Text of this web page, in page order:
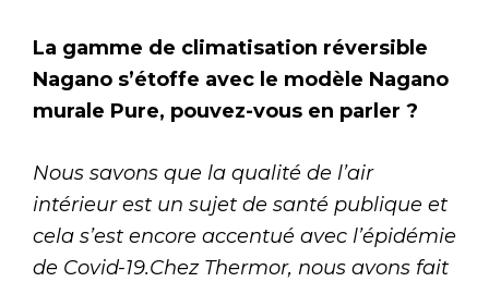
La gamme de climatisation réversible
Nagano s’étoffe avec le modèle Nagano
murale Pure, pouvez-vous en parler ?
Nous savons que la qualité de l’air
intérieur est un sujet de santé publique et
cela s’est encore accentué avec l’épidémie
de Covid-19.Chez Thermor, nous avons fait